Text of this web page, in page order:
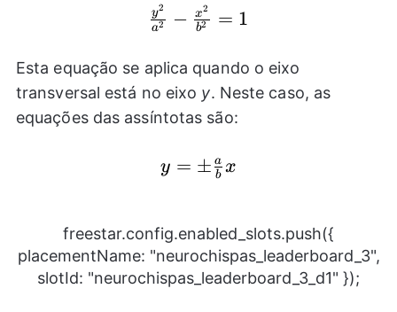
\frac{{{y}^2}}
{{{a}^2}}-
\frac{{{x}^2}}
{{{b}^2}}=1
a2
y2 − b2
x2 = 1
Esta equação se aplica quando o eixo
transversal está no eixo y. Neste caso, as
equações das assíntotas são:
y=\pm
y = ± b
a x
freestar.config.enabled_slots.push({
placementName: "neurochispas_leaderboard_3",
slotId: "neurochispas_leaderboard_3_d1" });